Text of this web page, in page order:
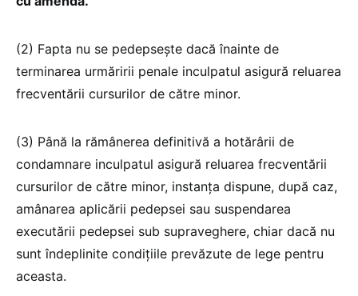
(2) Fapta nu se pedepsește dacă înainte de
terminarea urmăririi penale inculpatul asigură reluarea
frecventării cursurilor de către minor.
(3) Până la rămânerea definitivă a hotărârii de
condamnare inculpatul asigură reluarea frecventării
cursurilor de către minor, instanța dispune, după caz,
amânarea aplicării pedepsei sau suspendarea
executării pedepsei sub supraveghere, chiar dacă nu
sunt îndeplinite condițiile prevăzute de lege pentru
aceasta.